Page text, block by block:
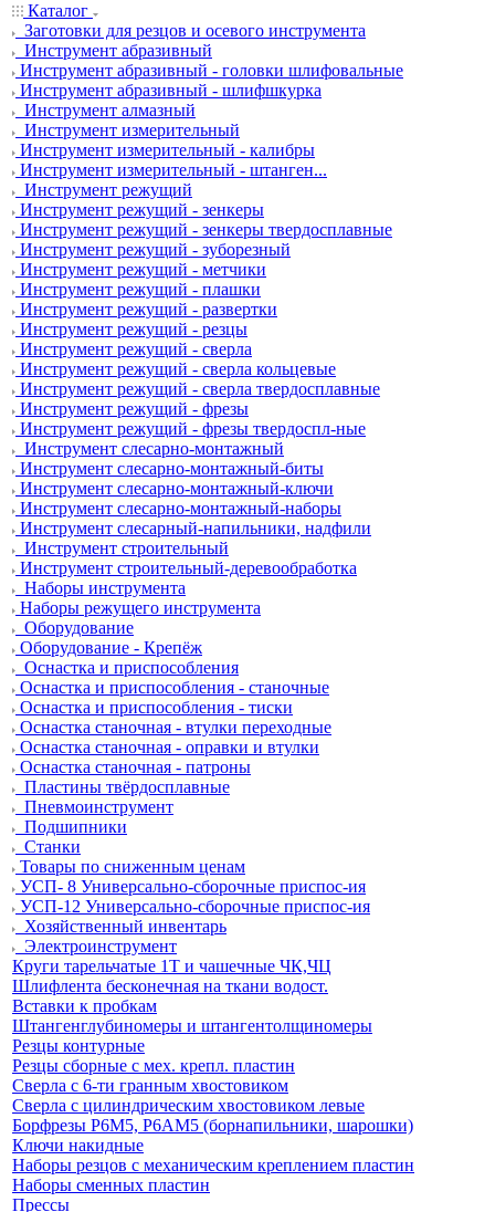
Каталог
Заготовки для резцов и осевого инструмента
Инструмент абразивный
Инструмент абразивный - головки шлифовальные
Инструмент абразивный - шлифшкурка
Инструмент алмазный
Инструмент измерительный
Инструмент измерительный - калибры
Инструмент измерительный - штанген...
Инструмент режущий
Инструмент режущий - зенкеры
Инструмент режущий - зенкеры твердосплавные
Инструмент режущий - зуборезный
Инструмент режущий - метчики
Инструмент режущий - плашки
Инструмент режущий - развертки
Инструмент режущий - резцы
Инструмент режущий - сверла
Инструмент режущий - сверла кольцевые
Инструмент режущий - сверла твердосплавные
Инструмент режущий - фрезы
Инструмент режущий - фрезы твердоспл-ные
Инструмент слесарно-монтажный
Инструмент слесарно-монтажный-биты
Инструмент слесарно-монтажный-ключи
Инструмент слесарно-монтажный-наборы
Инструмент слесарный-напильники, надфили
Инструмент строительный
Инструмент строительный-деревообработка
Наборы инструмента
Наборы режущего инструмента
Оборудование
Оборудование - Крепёж
Оснастка и приспособления
Оснастка и приспособления - станочные
Оснастка и приспособления - тиски
Оснастка станочная - втулки переходные
Оснастка станочная - оправки и втулки
Оснастка станочная - патроны
Пластины твёрдосплавные
Пневмоинструмент
Подшипники
Станки
Товары по сниженным ценам
УСП- 8 Универсально-сборочные приспос-ия
УСП-12 Универсально-сборочные приспос-ия
Хозяйственный инвентарь
Электроинструмент
Круги тарельчатые 1Т и чашечные ЧК,ЧЦ
Шлифлента бесконечная на ткани водост.
Вставки к пробкам
Штангенглубиномеры и штангентолщиномеры
Резцы контурные
Резцы сборные с мех. крепл. пластин
Сверла с 6-ти гранным хвостовиком
Сверла с цилиндрическим хвостовиком левые
Борфрезы Р6М5, Р6АМ5 (борнапильники, шарошки)
Ключи накидные
Наборы резцов с механическим креплением пластин
Наборы сменных пластин
Прессы